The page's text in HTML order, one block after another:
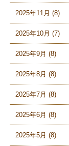
2025年11月 (8)
2025年10月 (7)
2025年9月 (8)
2025年8月 (8)
2025年7月 (8)
2025年6月 (8)
2025年5月 (8)